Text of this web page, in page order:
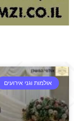
אולמות וגני אירועים